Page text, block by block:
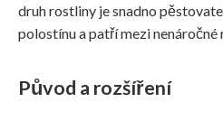
druh rostliny je snadno
polostínu a patří mezi nenáročné
Původ a rozšíření